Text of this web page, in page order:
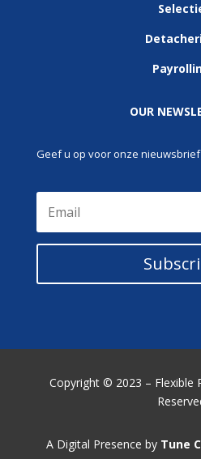
OUR
Geef u op voor onze nieuwsbrief
Copyright © 2023 – Flexible
A Digital Presence by Tune